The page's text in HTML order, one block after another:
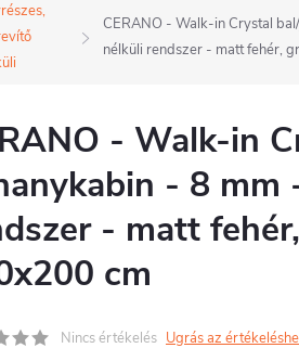
CERANO - Walk-in Crystal
nélküli rendszer - matt fehér,
- Walk-in
- 8 mm
- matt
cm
Nincs értékelés Ugrás az